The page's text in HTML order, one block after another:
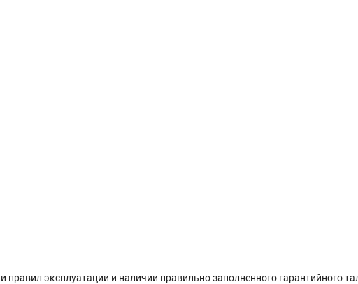
эксплуатации и наличии правильно заполненного гарантийного